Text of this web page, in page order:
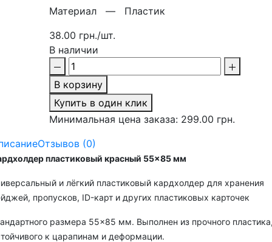
Материал — Пластик
38.00 грн./шт.
В наличии
В корзину
Купить в один клик
Минимальная цена заказа: 299.00 грн.
Отзывов (0)
пластиковый красный 55×85 мм
и лёгкий пластиковый кардхолдер для хранения
пропусков, ID-карт и других пластиковых карточек
размера 55×85 мм. Выполнен из прочного
к царапинам и деформации.